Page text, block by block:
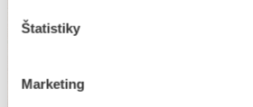
Štatistiky
Marketing